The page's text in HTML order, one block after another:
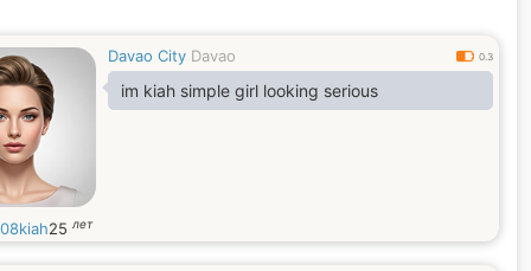
Davao City Davao 0.3
im kiah simple girl looking serious
25 лет